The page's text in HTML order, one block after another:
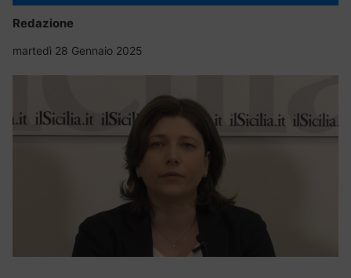
Redazione
martedì 28 Gennaio 2025